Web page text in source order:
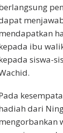
ibu
siswa-
dari